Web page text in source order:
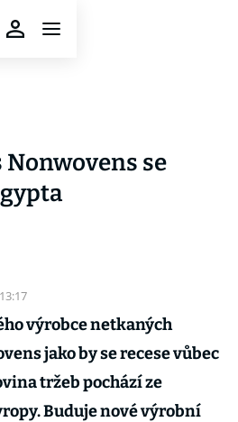
Nonwovens se
13:17
výrobce netkaných
jako by se recese vůbec
tržeb pochází ze
Buduje nové výrobní